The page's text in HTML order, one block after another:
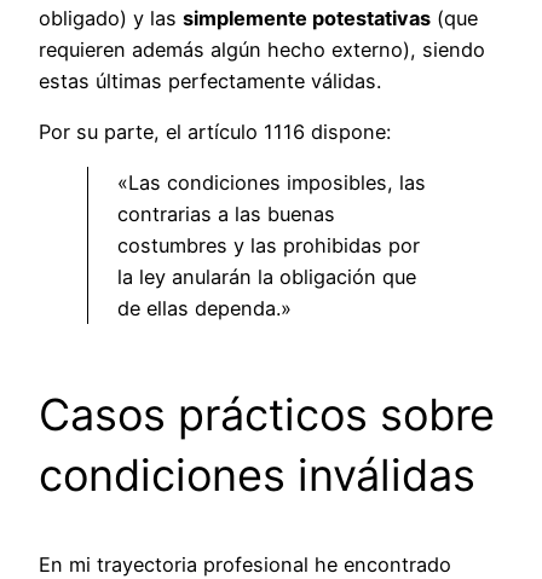
obligado) y las simplemente potestativas (que
requieren además algún hecho externo), siendo
estas últimas perfectamente válidas.
Por su parte, el artículo 1116 dispone:
«Las condiciones imposibles, las
contrarias a las buenas
costumbres y las prohibidas por
la ley anularán la obligación que
de ellas dependa.»
Casos prácticos sobre
condiciones inválidas
En mi trayectoria profesional he encontrado